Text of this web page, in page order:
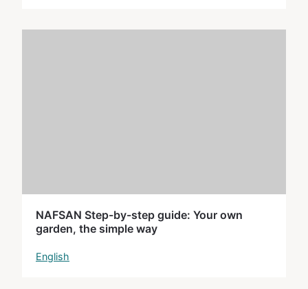
NAFSAN Step-by-step guide: Your own
garden, the simple way
English